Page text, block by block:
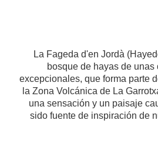
La Fageda d'en Jordà
bosque de hayas de unas
excepcionales, que forma parte
la Zona Volcánica de La
una sensación y un paisaje
sido fuente de inspiración de